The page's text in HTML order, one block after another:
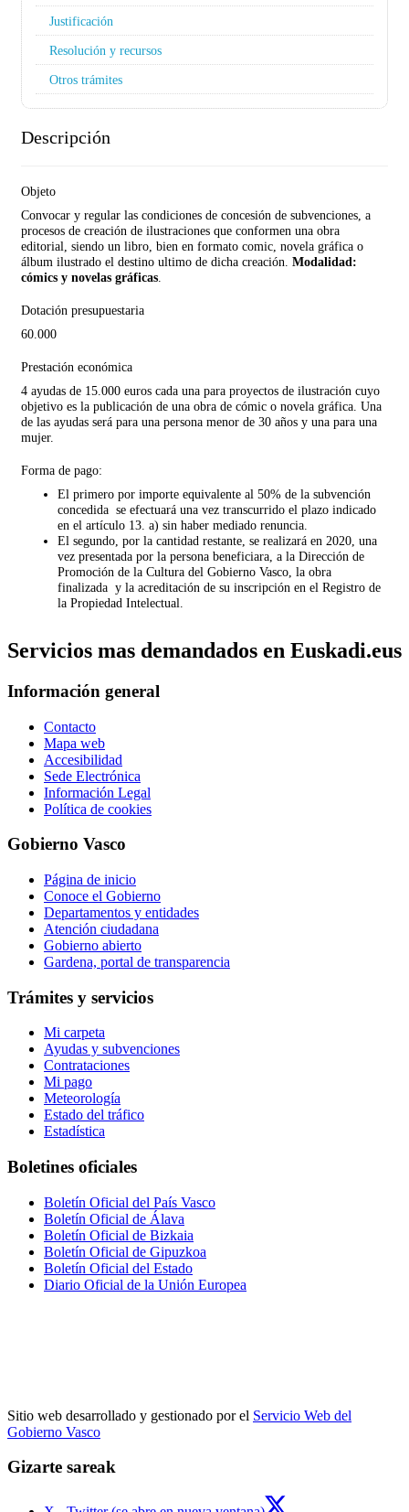
Justificación
Resolución y recursos
Otros trámites
Descripción
Objeto
Convocar y regular las condiciones de concesión de subvenciones, a
procesos de creación de ilustraciones que conformen una obra
editorial, siendo un libro, bien en formato comic, novela gráfica o
álbum ilustrado el destino ultimo de dicha creación. Modalidad:
cómics y novelas gráficas
Dotación presupuestaria
60.000
Prestación económica
4 ayudas de 15.000 euros cada una para proyectos de ilustración cuyo
objetivo es la publicación de una obra de cómic o novela gráfica. Una
de las ayudas será para una persona menor de 30 años y una para una
mujer.
Forma de pago:
El primero por importe equivalente al 50% de la subvención
concedida se efectuará una vez transcurrido el plazo indicado
en el artículo 13. a) sin haber mediado renuncia.
El segundo, por la cantidad restante, se realizará en 2020, una
vez presentada por la persona beneficiara, a la Dirección de
Promoción de la Cultura del Gobierno Vasco, la obra
finalizada y la acreditación de su inscripción en el Registro de
la Propiedad Intelectual.
Servicios mas demandados en Euskadi.eus
Información general
Contacto
Mapa web
Accesibilidad
Sede Electrónica
Información Legal
Política de cookies
Gobierno Vasco
Página de inicio
Conoce el Gobierno
Departamentos y entidades
Atención ciudadana
Gobierno abierto
Gardena, portal de transparencia
Trámites y servicios
Mi carpeta
Ayudas y subvenciones
Contrataciones
Mi pago
Meteorología
Estado del tráfico
Estadística
Boletines oficiales
Boletín Oficial del País Vasco
Boletín Oficial de Álava
Boletín Oficial de Bizkaia
Boletín Oficial de Gipuzkoa
Boletín Oficial del Estado
Diario Oficial de la Unión Europea
Sitio web desarrollado y gestionado por el Servicio Web del
Gobierno Vasco
Gizarte sareak